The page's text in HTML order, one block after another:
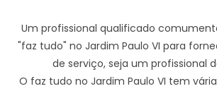
Um profissional qualificado
"faz tudo" no Jardim Paulo VI para
de serviço, seja um profissional
O faz tudo no Jardim Paulo VI tem